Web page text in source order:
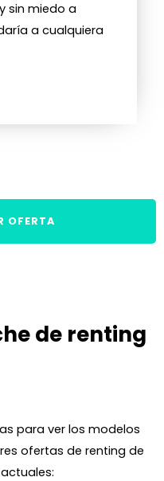
sin miedo a
a cualquiera
OFERTA
de renting
para ver los modelos
ofertas de renting de